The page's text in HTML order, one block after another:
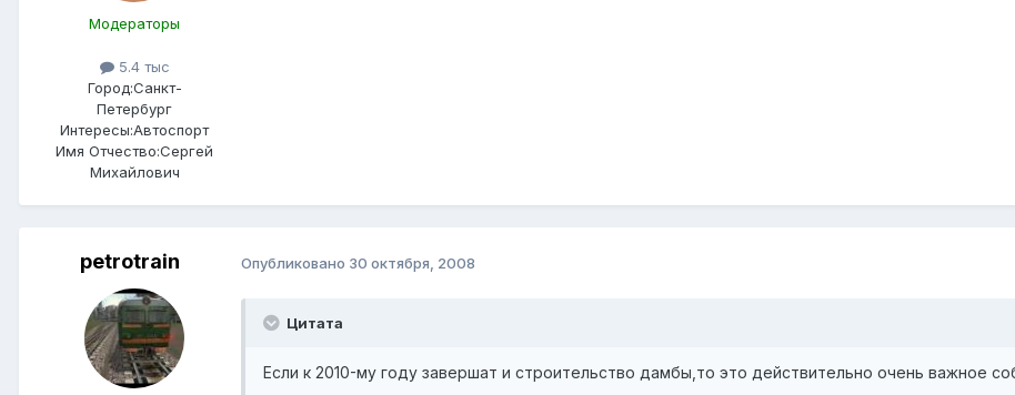
Модераторы
5.4 тыс
Город:Санкт-
Петербург
Интересы:Автоспорт
Имя Отчество:Сергей
Михайлович
petrotrain Опубликовано 30 октября, 2008
Цитата
Если к 2010-му году завершат и строительство дамбы,то это действительно очень важное